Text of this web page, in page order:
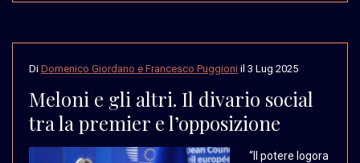
Di Domenico Giordano e Francesco Puggioni il 3 Lug 2025
Meloni e gli altri. Il divario social
tra la premier e l’opposizione
“Il potere logora